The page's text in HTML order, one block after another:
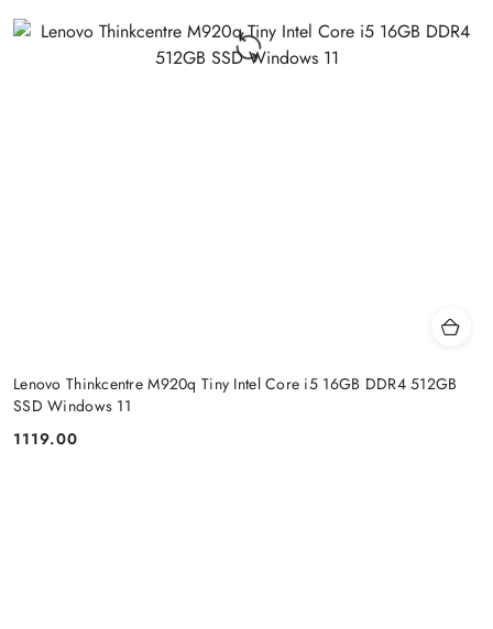
Lenovo Thinkcentre M920q Tiny Intel Core i5 16GB DDR4 512GB
SSD Windows 11
Cena:
1119.00